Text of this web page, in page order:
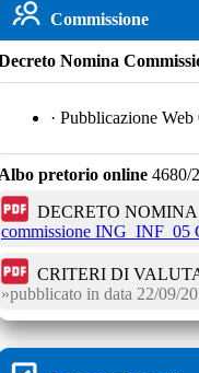
Commissione
Nomina
· Pubblicazione Web
pretorio online 4680/
DECRETO
commissione ING_INF_05
CRITERI DI
pubblicato in data 22/09/